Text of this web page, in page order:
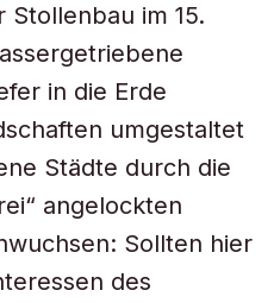
Stollenbau im 15.
in die Erde
umgestaltet
Städte durch die
angelockten
Sollten hier
des